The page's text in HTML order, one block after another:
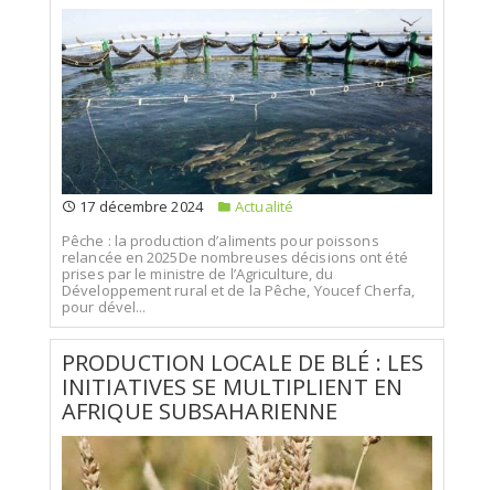
17 décembre 2024
Actualité
Pêche : la production d’aliments pour poissons
relancée en 2025De nombreuses décisions ont été
prises par le ministre de l’Agriculture, du
Développement rural et de la Pêche, Youcef Cherfa,
pour dével...
PRODUCTION LOCALE DE BLÉ : LES
INITIATIVES SE MULTIPLIENT EN
AFRIQUE SUBSAHARIENNE